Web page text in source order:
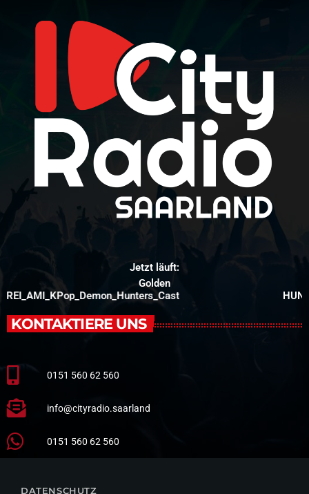
Jetzt läuft:
Golden
KONTAKTIERE UNS
0151 560 62 560
info@cityradio.saarland
0151 560 62 560
DATENSCHUTZ